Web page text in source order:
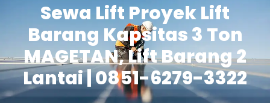
Sewa Lift Proyek Lift
Barang Kapsitas 3 Ton
MAGETAN, Lift Barang 2
Lantai | 0851-6279-3322